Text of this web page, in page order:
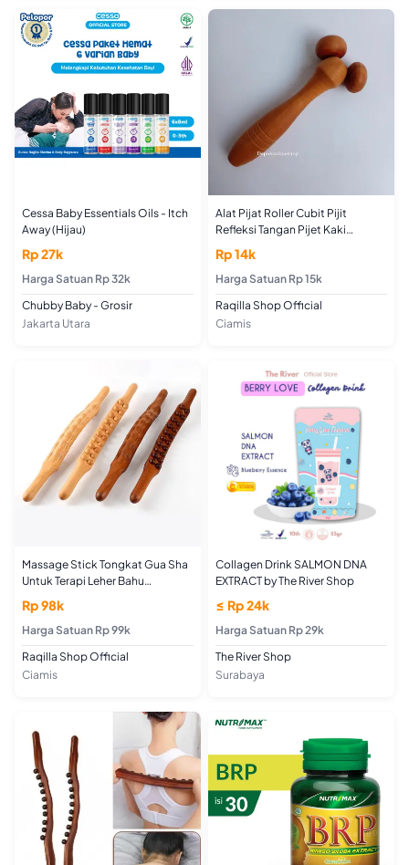
Cessa Baby Essentials Oils - Itch
Away (Hijau)
Rp 27k
Harga Satuan Rp 32k
Chubby Baby - Grosir
Jakarta Utara
Alat Pijat Roller Cubit Pijit
Refleksi Tangan Pijet Kaki
Pemijat Terapi Repleksi Manual
Tradisional Kayu
Rp 14k
Harga Satuan Rp 15k
Raqilla Shop Official
Ciamis
Massage Stick Tongkat Gua Sha
Untuk Terapi Leher Bahu
Punggung (DOUBLE)
Rp 98k
Harga Satuan Rp 99k
Raqilla Shop Official
Ciamis
Collagen Drink SALMON DNA
EXTRACT by The River Shop
≤ Rp 24k
Harga Satuan Rp 29k
The River Shop
Surabaya